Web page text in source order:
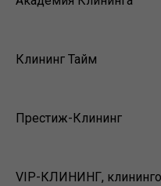
Клининг Тайм
Престиж-Клининг
VIP-КЛИНИНГ,